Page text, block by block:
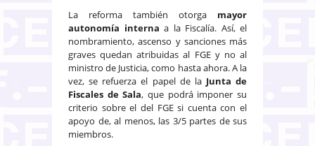
La reforma también otorga mayor
autonomía interna a la Fiscalía. Así, el
nombramiento, ascenso y sanciones más
graves quedan atribuidas al FGE y no al
ministro de Justicia, como hasta ahora. A la
vez, se refuerza el papel de la Junta de
Fiscales de Sala, que podrá imponer su
criterio sobre el del FGE si cuenta con el
apoyo de, al menos, las 3/5 partes de sus
miembros.